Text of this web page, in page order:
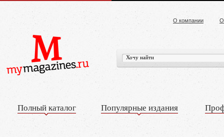
О компании
Полный каталог Популярные издания